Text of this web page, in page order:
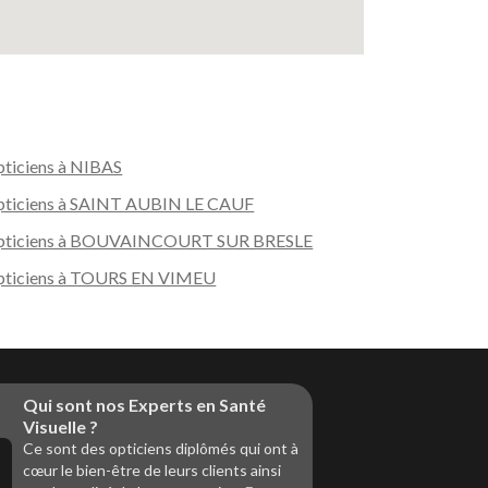
à NIBAS
à SAINT AUBIN LE CAUF
à BOUVAINCOURT SUR BRESLE
à TOURS EN VIMEU
Qui sont nos Experts en Santé
Visuelle ?
Ce sont des opticiens diplômés qui ont à
cœur le bien-être de leurs clients ainsi